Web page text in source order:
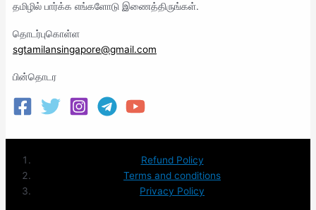
தமிழில் பார்க்க எங்களோடு இணைத்திருங்கள்.
தொடர்புகொள்ள
sgtamilansingapore@gmail.com
பின்தொடர
Refund Policy
Terms and conditions
Privacy Policy